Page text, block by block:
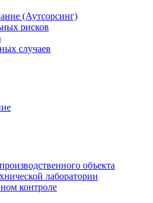
(Аутсорсинг)
рисков
случаев
объекта
лаборатории
контроле